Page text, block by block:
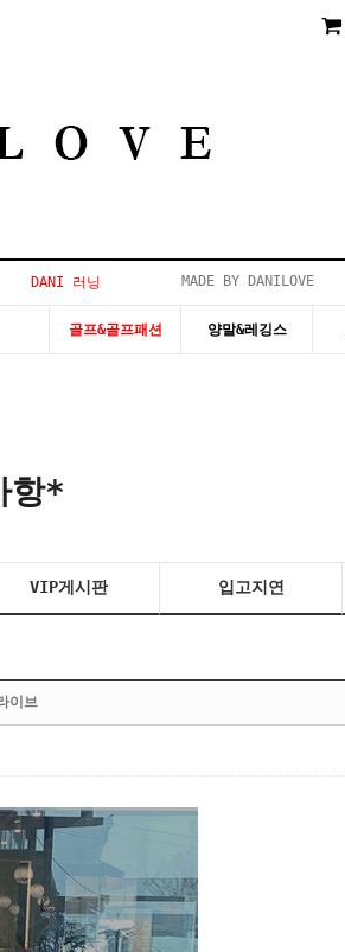
DANI 러닝 MADE BY DANILOVE
골프&골프패션 양말&레깅스
항*
VIP게시판 입고지연
이브